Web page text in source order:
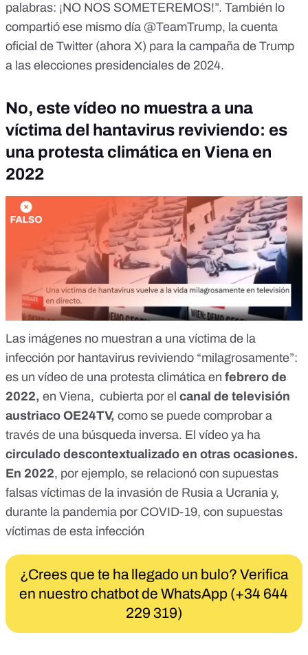
palabras: ¡NO NOS SOMETEREMOS!”. También lo
compartió ese mismo día @TeamTrump, la cuenta
oficial de Twitter (ahora X) para la campaña de Trump
a las elecciones presidenciales de 2024.
No, este vídeo no muestra a una
víctima del hantavirus reviviendo: es
una protesta climática en Viena en
2022
Las imágenes no muestran a una víctima de la
infección por hantavirus reviviendo “milagrosamente”:
es un vídeo de una protesta climática en febrero de
2022, en Viena, cubierta por el canal de televisión
austriaco OE24TV, como se puede comprobar a
través de una búsqueda inversa. El vídeo ya ha
circulado descontextualizado en otras ocasiones.
En 2022, por ejemplo, se relacionó con supuestas
falsas víctimas de la invasión de Rusia a Ucrania y,
durante la pandemia por COVID-19, con supuestas
víctimas de esta infección
¿Crees que te ha llegado un bulo? Verifica
en nuestro chatbot de WhatsApp (+34 644
229 319)